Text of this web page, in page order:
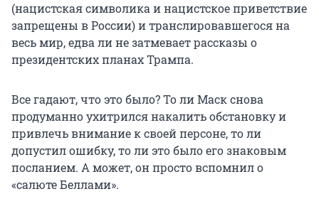
(нацистская символика и нацистское приветствие
запрещены в России) и транслировавшегося на
весь мир, едва ли не затмевает рассказы о
президентских планах Трампа.
Все гадают, что это было? То ли Маск снова
продуманно ухитрился накалить обстановку и
привлечь внимание к своей персоне, то ли
допустил ошибку, то ли это было его знаковым
посланием. А может, он просто вспомнил о
«салюте Беллами».